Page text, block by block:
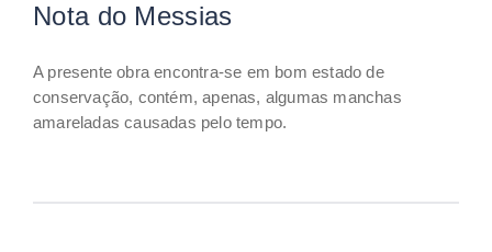
Nota do Messias
A presente obra encontra-se em bom estado de
conservação, contém, apenas, algumas manchas
amareladas causadas pelo tempo.